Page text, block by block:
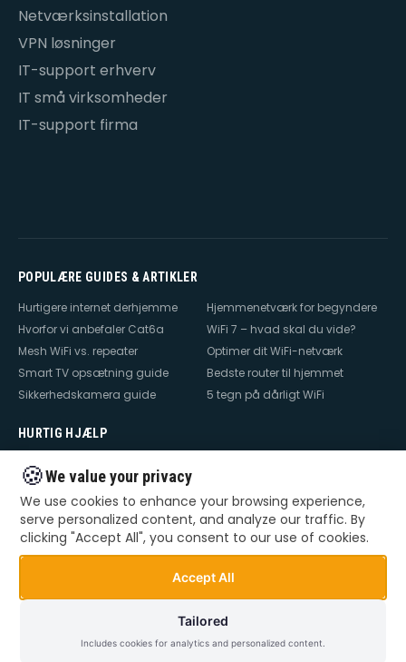
Netværksinstallation
VPN løsninger
IT-support erhverv
IT små virksomheder
IT-support firma
POPULÆRE GUIDES & ARTIKLER
Hurtigere internet derhjemme
Hjemmenetværk for begyndere
Hvorfor vi anbefaler Cat6a
WiFi 7 – hvad skal du vide?
Mesh WiFi vs. repeater
Optimer dit WiFi-netværk
Smart TV opsætning guide
Bedste router til hjemmet
Sikkerhedskamera guide
5 tegn på dårligt WiFi
HURTIG HJÆLP
Hjælp til internet
Hjælp til TV
Hjælp til router
WiFi falder ud
TV der ikke virker
Dårlig WiFi
Mesh WiFi opsætning
Videoovervågning – privat &
🍪We value your privacy
We use cookies to enhance your browsing experience,
serve personalized content, and analyze our traffic. By
clicking "Accept All", you consent to our use of cookies.
Accept All
Tailored
Includes cookies for analytics and personalized content.